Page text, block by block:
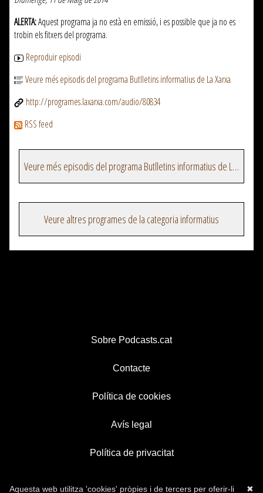
ALERTA:Aquest programa ja no està en emissió, i es possible que ja no es
trobin els fitxers del programa.
Reproduir episodi
Veure més episodis del programa Butlletins informatius de La Xarxa
http://programes.laxarxa.com/audio/80834
RSS feed
Veure més episodis del programa Butlletins informatius de La Xarxa
Veure altres programes de la categoria informatius
Sobre Podcasts.cat
Contacte
Política de cookies
Avís legal
Política de privacitat
✖
Aquesta web utilitza 'cookies' pròpies i de tercers per oferir-li